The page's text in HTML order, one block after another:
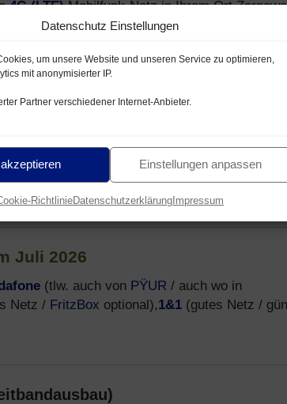
Datenschutz Einstellungen
um unsere Website und unseren Service zu optimieren,
mit anonymisierter IP.
Partner verschiedener Internet-Anbieter.
Einstellungen anpassen
RichtlinieDatenschutzerklärungImpressum
4G (LTE)Mobilfunk-Netz in Ihrem Ort
4G
und LTE
Netz
welche Mobilfunk-Tarife über dasTelekom D1-
zu diesen Anbietern, allen Tarifen und
Juli 2026
(tlw. auch von PŸUR / auch wo in
Netz / FritzBox optional),1&1 (gutes Netz /